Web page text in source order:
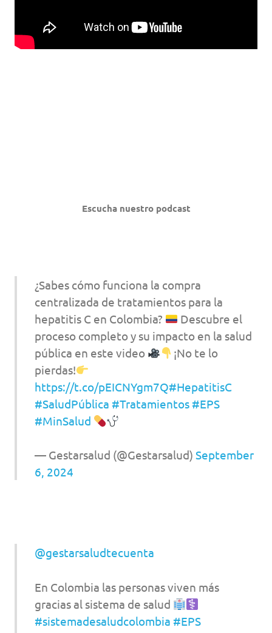
Escucha nuestro podcast
¿Sabes cómo funciona la compra
centralizada de tratamientos para la
hepatitis C en Colombia?
Descubre el
proceso completo y su impacto en la salud
pública en este video
¡No te lo
pierdas!
https://t.co/pEICNYgm7Q#HepatitisC
#SaludPública #Tratamientos #EPS
#MinSalud
— Gestarsalud (@Gestarsalud) September
6, 2024
@gestarsaludtecuenta
En Colombia las personas viven más
gracias al sistema de salud
#sistemadesaludcolombia #EPS